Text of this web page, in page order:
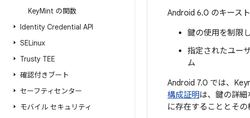
KeyMint の関数
Identity Credential API
SELinux
Trusty TEE
確認付きブート
セーフティセンター
モバイル セキュリティ
Android 6.0 のキース
鍵の使用を制限
指定されたユー
ム
Android 7.0 では、
構成証明は、鍵の詳
に存在することとその